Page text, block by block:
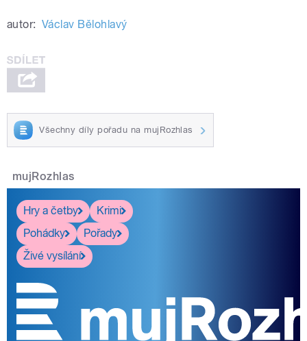
autor: Václav Bělohlavý
Všechny díly pořadu na mujRozhlas
mujRozhlas
Hry a četby
Krimi
Pohádky
Pořady
Živé vysílání